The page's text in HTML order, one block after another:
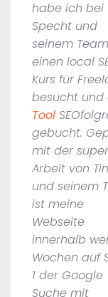
habe ich bei
Specht und
seinem Team
einen local
Kurs für
besucht und
Tool
gebucht.
mit der super
Arbeit von
und seinem
ist meine
Webseite
innerhalb
Wochen auf
1 der Google
Suche mit